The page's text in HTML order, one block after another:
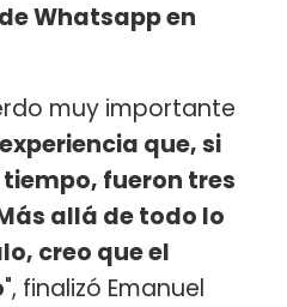
Whatsapp en
muy importante
que, si
fueron tres
allá de todo lo
creo que el
", finalizó Emanuel